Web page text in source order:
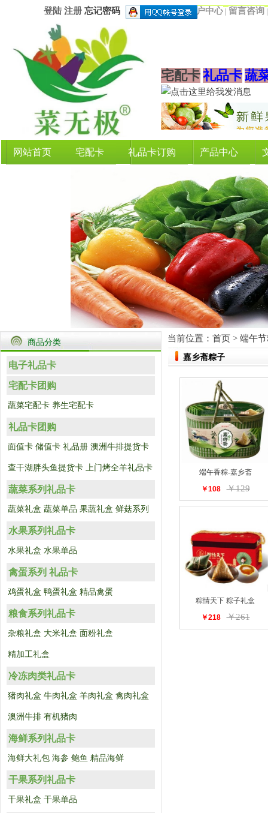
网站首页 宅配卡 礼品卡订购 产品中心
登陆 注册 忘记密码 用户中心 | 留言咨询
宅配卡礼品卡蔬
商品分类
电子礼品卡
宅配卡团购
蔬菜宅配卡 养生宅配卡
礼品卡团购
面值卡 储值卡 礼品册 澳洲牛排提货卡
查干湖胖头鱼提货卡 上门烤全羊礼品卡
蔬菜系列礼品卡
蔬菜礼盒 蔬菜单品 果蔬礼盒 鲜菇系列
水果系列礼品卡
水果礼盒 水果单品
禽蛋系列 礼品卡
鸡蛋礼盒 鸭蛋礼盒 精品禽蛋
粮食系列礼品卡
杂粮礼盒 大米礼盒 面粉礼盒
精加工礼盒
冷冻肉类礼品卡
猪肉礼盒 牛肉礼盒 羊肉礼盒 禽肉礼盒
澳洲牛排 有机猪肉
海鲜系列礼品卡
海鲜大礼包 海参 鲍鱼 精品海鲜
干果系列礼品卡
干果礼盒 干果单品
当前位置： 首页 > 端午
嘉乡斋粽子
端午香粽-嘉乡斋
￥108
￥129
粽情天下 粽子礼盒
￥218
￥261